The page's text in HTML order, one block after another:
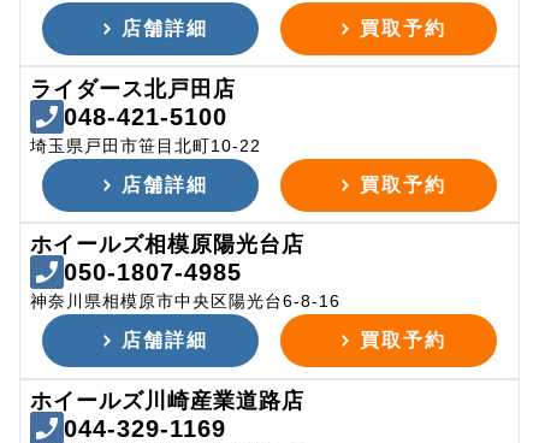
店舗詳細 買取予約
ライダース北戸田店
048-421-5100
埼玉県戸田市笹目北町10-22
店舗詳細 買取予約
ホイールズ相模原陽光台店
050-1807-4985
神奈川県相模原市中央区陽光台6-8-16
店舗詳細 買取予約
ホイールズ川崎産業道路店
044-329-1169